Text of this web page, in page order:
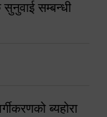
सम्बन्धी
ब्यहोरा